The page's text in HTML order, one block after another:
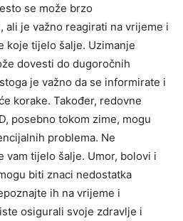
se može brzo
je važno reagirati na vrijeme i
koje tijelo šalje. Uzimanje
dovesti do dugoročnih
je važno da se informirate i
korake. Također, redovne
posebno tokom zime, mogu
problema. Ne
vam tijelo šalje. Umor, bolovi i
biti znaci nedostatka
ih na vrijeme i
osigurali svoje zdravlje i